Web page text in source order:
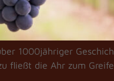
1000jähriger
fließt die Ahr zum